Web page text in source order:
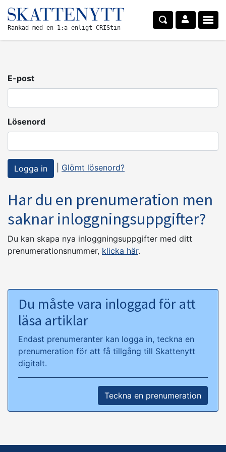
Rankad med en 1:a enligt CRIStin
E-post
Lösenord
Glömt lösenord?
Har du en prenumeration men
saknar inloggningsuppgifter?
Du kan skapa nya inloggningsuppgifter med ditt
prenumerationsnummer, klicka här.
Du måste vara inloggad för att
läsa artiklar
Endast prenumeranter kan logga in, teckna en
prenumeration för att få tillgång till Skattenytt
digitalt.
Teckna en prenumeration